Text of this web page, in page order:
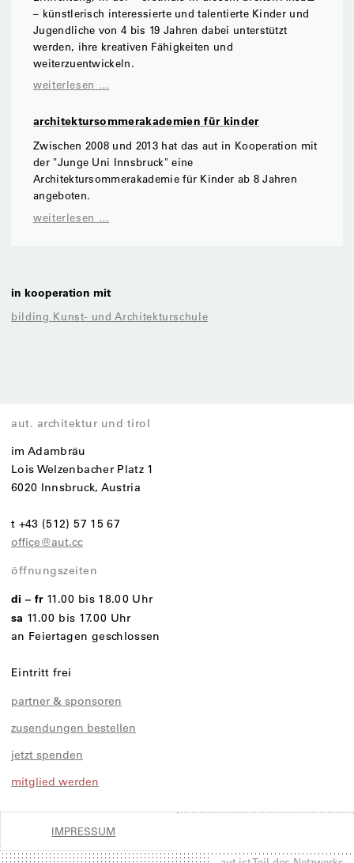
– künstlerisch interessierte und talentierte Kinder und
Jugendliche von 4 bis 19 Jahren dabei unterstützt
werden, ihre kreativen Fähigkeiten und
weiterzuentwickeln.
weiterlesen …
architektursommerakademien für kinder
Zwischen 2008 und 2013 hat das aut in Kooperation mit
der "Junge Uni Innsbruck" eine
Architektursommerakademie für Kinder ab 8 Jahren
angeboten.
weiterlesen …
in kooperation mit
bilding Kunst- und Architekturschule
aut. architektur und tirol
im Adambräu
Lois Welzenbacher Platz 1
6020 Innsbruck, Austria
t +43 (512) 57 15 67
office@aut.cc
öffnungszeiten
di – fr 11.00 bis 18.00 Uhr
sa 11.00 bis 17.00 Uhr
an Feiertagen geschlossen
Eintritt frei
partner & sponsoren
zusendungen bestellen
jetzt spenden
mitglied werden
IMPRESSUM